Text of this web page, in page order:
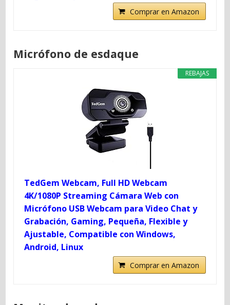
Comprar en Amazon
Micrófono de esdaque
REBAJAS
TedGem Webcam, Full HD Webcam
4K/1080P Streaming Cámara Web con
Micrófono USB Webcam para Video Chat y
Grabación, Gaming, Pequeña, Flexible y
Ajustable, Compatible con Windows,
Android, Linux
Comprar en Amazon